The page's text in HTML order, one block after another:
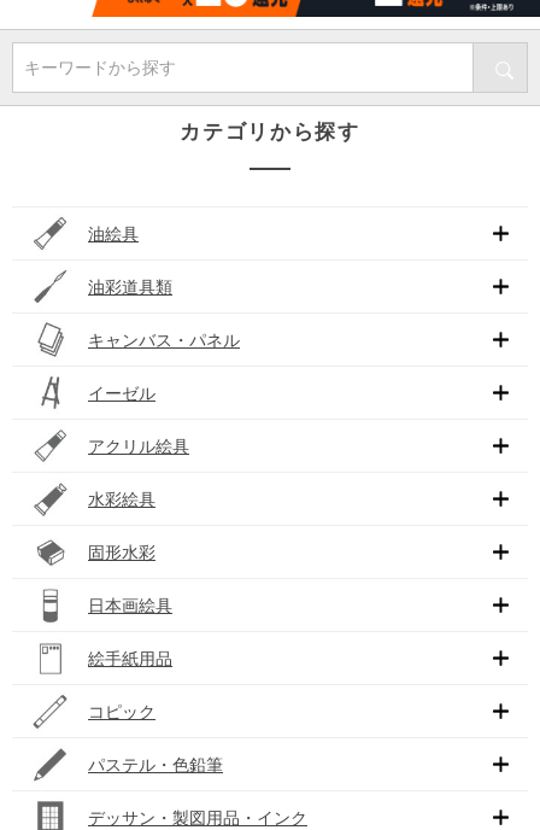
キーワードから探す
カテゴリから探す
油絵具
油彩道具類
キャンバス・パネル
イーゼル
アクリル絵具
水彩絵具
固形水彩
日本画絵具
絵手紙用品
コピック
パステル・色鉛筆
デッサン・製図用品・インク